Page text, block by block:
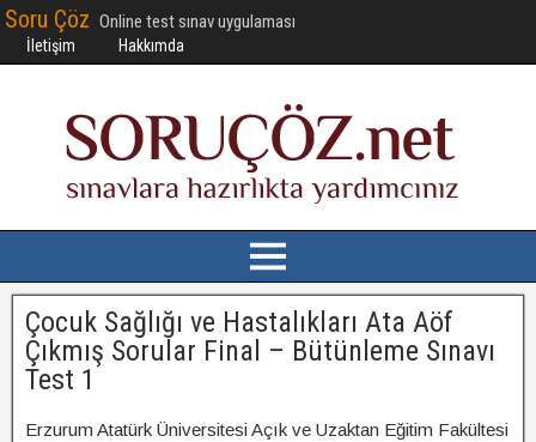
Soru Çöz Online test sınav uygulaması
İletişim Hakkımda
Çocuk Sağlığı ve Hastalıkları Ata Aöf
Çıkmış Sorular Final – Bütünleme Sınavı
Test 1
Erzurum Atatürk Üniversitesi Açık ve Uzaktan Eğitim Fakültesi